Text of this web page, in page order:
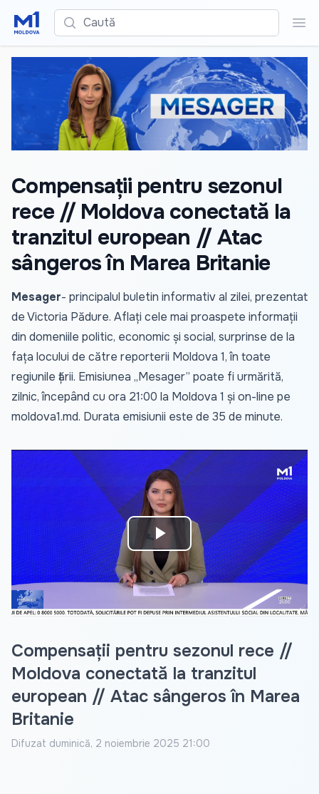
Caută
Compensații pentru sezonul
rece // Moldova conectată la
tranzitul european // Atac
sângeros în Marea Britanie
Mesager- principalul buletin informativ al zilei, prezentat
de Victoria Pădure. Aflați cele mai proaspete informații
din domeniile politic, economic și social, surprinse de la
fața locului de către reporterii Moldova 1, în toate
regiunile țării. Emisiunea „Mesager” poate fi urmărită,
zilnic, începând cu ora 21:00 la Moldova 1 și on-line pe
moldova1.md. Durata emisiunii este de 35 de minute.
Play
Video
Compensații pentru sezonul rece //
Moldova conectată la tranzitul
european // Atac sângeros în Marea
Britanie
Difuzat duminică, 2 noiembrie 2025 21:00